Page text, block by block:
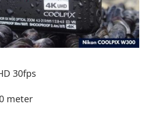
30fps
meter